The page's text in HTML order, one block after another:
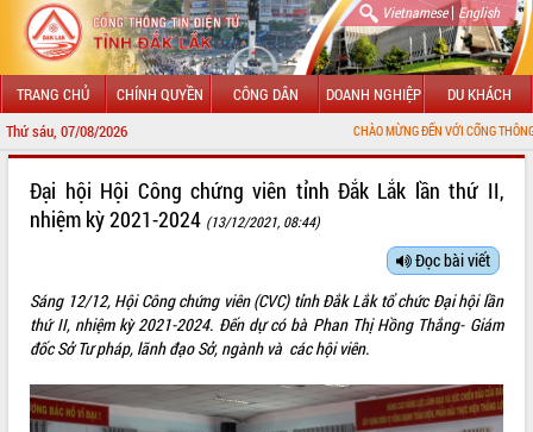
Vietnamese| English
TRANG CHỦ CHÍNH QUYỀN CÔNG DÂN DOANH NGHIỆP DU KHÁCH
Thứ sáu, 07/08/2026 CHÀO MỪNG ĐẾN VỚI CỔNG THÔNG TIN ĐIỆN TỬ TỈNH
LÃNH ĐẠO UBND TỈNH
SỞ, BAN, NGÀNH
THÔNG TIN CHỈ ĐẠO ĐIỀU HÀNH
Đại hội Hội Công chứng viên tỉnh Đắk Lắk lần thứ II,
nhiệm kỳ 2021-2024 (13/12/2021, 08:44)
Đọc bài viết
Sáng 12/12, Hội Công chứng viên (CVC) tỉnh Đắk Lắk tổ chức Đại hội lần
thứ II, nhiệm kỳ 2021-2024. Đến dự có bà Phan Thị Hồng Thắng- Giám
đốc Sở Tư pháp, lãnh đạo Sở, ngành và các hội viên.